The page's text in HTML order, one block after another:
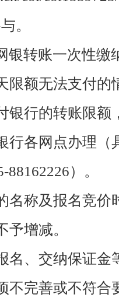
。
银转账一次性缴
限额无法支付的
银行的转账限额
行各网点办理（
）。
名称及报名竞价
增减。
名、交纳保证
不完善或不符合